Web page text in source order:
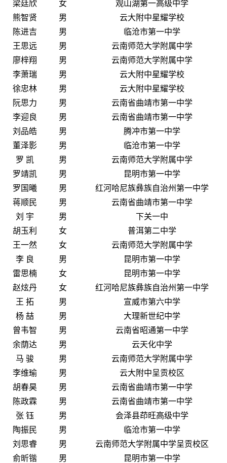
梁廷欣
女
观山湖第一高级中学
熊智贤
男
云大附中星耀学校
陈进吉
男
临沧市第一中学
王思远
男
云南师范大学附属中学
廖梓翔
男
云南师范大学附属中学
李萧瑞
男
云大附中星耀学校
徐忠林
男
云大附中星耀学校
阮思力
男
云南省曲靖市第一中学
李迎良
男
云南省曲靖市第一中学
刘品皓
男
腾冲市第一中学
董泽影
男
临沧市第一中学
罗 凯
男
云南师范大学附属中学
罗靖凯
男
昆明市第一中学
罗国曦
男
红河哈尼族彝族自治州第一中学
蒋顺民
男
云南省曲靖市第一中学
刘 宇
男
下关一中
胡玉利
女
普洱第二中学
王一然
女
云南师范大学附属中学
李 良
男
昆明市第一中学
雷思楠
女
昆明市第一中学
赵炫丹
女
红河哈尼族彝族自治州第一中学
王 拓
男
宣威市第六中学
杨 喆
男
大理新世纪中学
曾韦智
男
云南省昭通第一中学
余荫达
男
云天化中学
马 骏
男
云南师范大学附属中学
李维瑜
男
云大附中呈贡校区
胡春昊
男
云南省曲靖市第一中学
陈政霖
男
云南省曲靖市第一中学
张 钰
男
会泽县茚旺高级中学
陶振民
男
临沧市第一中学
刘思睿
男
云南师范大学附属中学呈贡校区
俞昕锴
男
昆明市第一中学